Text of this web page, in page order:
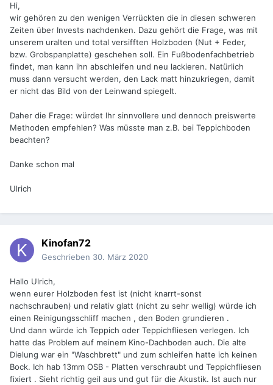
Hi,
wir gehören zu den wenigen Verrückten die in diesen schweren
Zeiten über Invests nachdenken. Dazu gehört die Frage, was mit
unserem uralten und total versifften Holzboden (Nut + Feder,
bzw. Grobspanplatte) geschehen soll. Ein Fußbodenfachbetrieb
findet, man kann ihn abschleifen und neu lackieren. Natürlich
muss dann versucht werden, den Lack matt hinzukriegen, damit
er nicht das Bild von der Leinwand spiegelt.
Daher die Frage: würdet Ihr sinnvollere und dennoch preiswerte
Methoden empfehlen? Was müsste man z.B. bei Teppichboden
beachten?
Danke schon mal
Ulrich
Kinofan72
Geschrieben 30. März 2020
Hallo Ulrich,
wenn eurer Holzboden fest ist (nicht knarrt-sonst
nachschrauben) und relativ glatt (nicht zu sehr wellig) würde ich
einen Reinigungsschliff machen , den Boden grundieren .
Und dann würde ich Teppich oder Teppichfliesen verlegen. Ich
hatte das Problem auf meinem Kino-Dachboden auch. Die alte
Dielung war ein "Waschbrett" und zum schleifen hatte ich keinen
Bock. Ich hab 13mm OSB - Platten verschraubt und Teppichfliesen
fixiert . Sieht richtig geil aus und gut für die Akustik. Ist auch nur